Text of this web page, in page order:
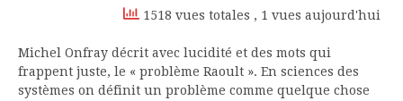
1518 vues totales , 1 vues aujourd'hui
Michel Onfray décrit avec lucidité et des mots qui
frappent juste, le « problème Raoult ». En sciences des
systèmes on définit un problème comme quelque chose